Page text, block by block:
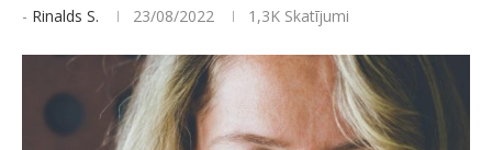
- Rinalds S. 23/08/2022 1,3K Skatījumi